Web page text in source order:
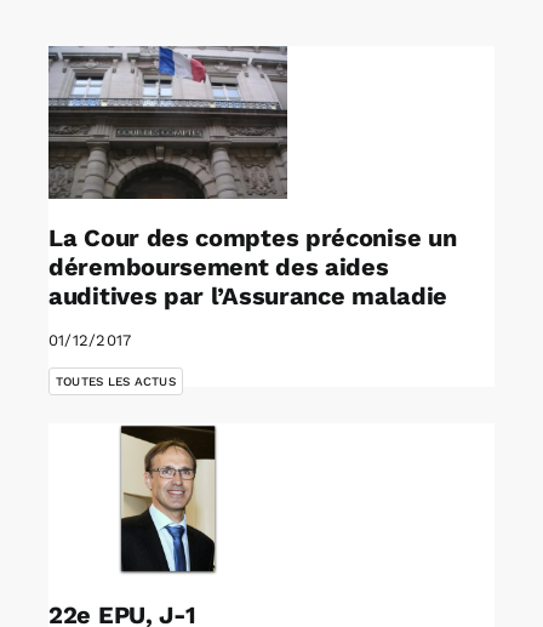
Rechercher:
Annonces emploi
La Cour des comptes préconise un
déremboursement des aides
auditives par l’Assurance maladie
01/12/2017
TOUTES LES ACTUS
22e EPU, J-1